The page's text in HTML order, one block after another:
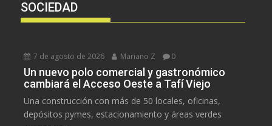
SOCIEDAD
7 de agosto de 2026 Mariano Z 0
Un nuevo polo comercial y gastronómico
cambiará el Acceso Oeste a Tafí Viejo
Una construcción con más de 50 locales, oficinas,
depósitos pymes, estacionamiento y áreas verdes